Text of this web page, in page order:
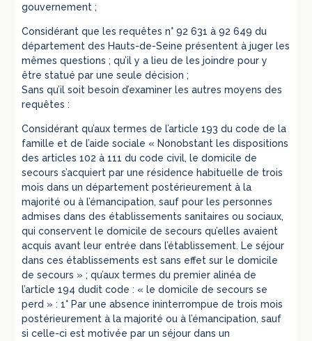
gouvernement ;
Considérant que les requêtes n° 92 631 à 92 649 du
département des Hauts-de-Seine présentent à juger les
mêmes questions ; qu’il y a lieu de les joindre pour y
être statué par une seule décision ;
Sans qu’il soit besoin d’examiner les autres moyens des
requêtes :
Considérant qu’aux termes de l’article 193 du code de la
famille et de l’aide sociale « Nonobstant les dispositions
des articles 102 à 111 du code civil, le domicile de
secours s’acquiert par une résidence habituelle de trois
mois dans un département postérieurement à la
majorité ou à l’émancipation, sauf pour les personnes
admises dans des établissements sanitaires ou sociaux,
qui conservent le domicile de secours qu’elles avaient
acquis avant leur entrée dans l’établissement. Le séjour
dans ces établissements est sans effet sur le domicile
de secours » ; qu’aux termes du premier alinéa de
l’article 194 dudit code : « le domicile de secours se
perd » : 1° Par une absence ininterrompue de trois mois
postérieurement à la majorité ou à l’émancipation, sauf
si celle-ci est motivée par un séjour dans un